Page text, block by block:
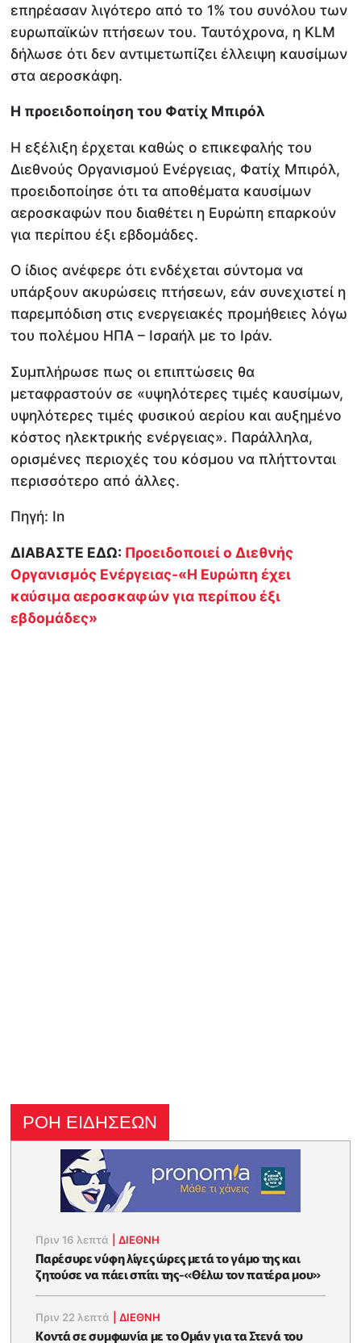
επηρέασαν λιγότερο από το 1% του συνόλου των
ευρωπαϊκών πτήσεων του. Ταυτόχρονα, η KLM
δήλωσε ότι δεν αντιμετωπίζει έλλειψη καυσίμων
στα αεροσκάφη.
Η προειδοποίηση του Φατίχ Μπιρόλ
Η εξέλιξη έρχεται καθώς ο επικεφαλής του
Διεθνούς Οργανισμού Ενέργειας, Φατίχ Μπιρόλ,
προειδοποίησε ότι τα αποθέματα καυσίμων
αεροσκαφών που διαθέτει η Ευρώπη επαρκούν
για περίπου έξι εβδομάδες.
Ο ίδιος ανέφερε ότι ενδέχεται σύντομα να
υπάρξουν ακυρώσεις πτήσεων, εάν συνεχιστεί η
παρεμπόδιση στις ενεργειακές προμήθειες λόγω
του πολέμου ΗΠΑ – Ισραήλ με το Ιράν.
Συμπλήρωσε πως οι επιπτώσεις θα
μεταφραστούν σε «υψηλότερες τιμές καυσίμων,
υψηλότερες τιμές φυσικού αερίου και αυξημένο
κόστος ηλεκτρικής ενέργειας». Παράλληλα,
ορισμένες περιοχές του κόσμου να πλήττονται
περισσότερο από άλλες.
Πηγή: In
ΔΙΑΒΑΣΤΕ ΕΔΩ: Προειδοποιεί ο Διεθνής
Οργανισμός Ενέργειας-«Η Ευρώπη έχει
καύσιμα αεροσκαφών για περίπου έξι
εβδομάδες»
ΡΟΗ ΕΙΔΗΣΕΩΝ
Πριν 16 λεπτά |ΔΙΕΘΝΗ
Παρέσυρε νύφη λίγες ώρες μετά το γάμο της και
ζητούσε να πάει σπίτι της-«Θέλω τον πατέρα μου»
Πριν 22 λεπτά |ΔΙΕΘΝΗ
Κοντά σε συμφωνία με το Ομάν για τα Στενά του